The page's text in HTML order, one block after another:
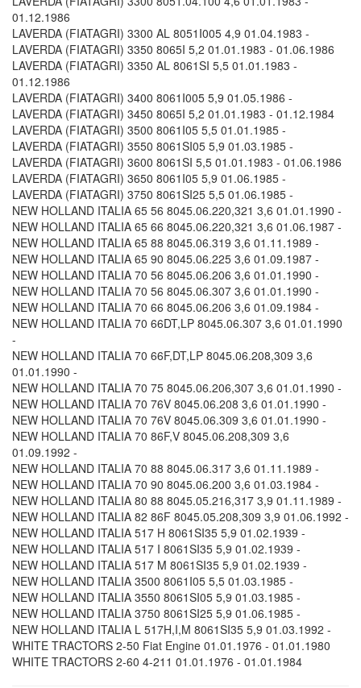
01.12.1986
LAVERDA (FIATAGRI) 3300 AL 8051I005 4,9 01.04.1983 -
LAVERDA (FIATAGRI) 3350 8065I 5,2 01.01.1983 - 01.06.1986
LAVERDA (FIATAGRI) 3350 AL 8061SI 5,5 01.01.1983 -
01.12.1986
LAVERDA (FIATAGRI) 3400 8061I005 5,9 01.05.1986 -
LAVERDA (FIATAGRI) 3450 8065I 5,2 01.01.1983 - 01.12.1984
LAVERDA (FIATAGRI) 3500 8061I05 5,5 01.01.1985 -
LAVERDA (FIATAGRI) 3550 8061SI05 5,9 01.03.1985 -
LAVERDA (FIATAGRI) 3600 8061SI 5,5 01.01.1983 - 01.06.1986
LAVERDA (FIATAGRI) 3650 8061I05 5,9 01.06.1985 -
LAVERDA (FIATAGRI) 3750 8061SI25 5,5 01.06.1985 -
NEW HOLLAND ITALIA 65 56 8045.06.220,321 3,6 01.01.1990 -
NEW HOLLAND ITALIA 65 66 8045.06.220,321 3,6 01.06.1987 -
NEW HOLLAND ITALIA 65 88 8045.06.319 3,6 01.11.1989 -
NEW HOLLAND ITALIA 65 90 8045.06.225 3,6 01.09.1987 -
NEW HOLLAND ITALIA 70 56 8045.06.206 3,6 01.01.1990 -
NEW HOLLAND ITALIA 70 56 8045.06.307 3,6 01.01.1990 -
NEW HOLLAND ITALIA 70 66 8045.06.206 3,6 01.09.1984 -
NEW HOLLAND ITALIA 70 66DT,LP 8045.06.307 3,6 01.01.1990
-
NEW HOLLAND ITALIA 70 66F,DT,LP 8045.06.208,309 3,6
01.01.1990 -
NEW HOLLAND ITALIA 70 75 8045.06.206,307 3,6 01.01.1990 -
NEW HOLLAND ITALIA 70 76V 8045.06.208 3,6 01.01.1990 -
NEW HOLLAND ITALIA 70 76V 8045.06.309 3,6 01.01.1990 -
NEW HOLLAND ITALIA 70 86F,V 8045.06.208,309 3,6
01.09.1992 -
NEW HOLLAND ITALIA 70 88 8045.06.317 3,6 01.11.1989 -
NEW HOLLAND ITALIA 70 90 8045.06.200 3,6 01.03.1984 -
NEW HOLLAND ITALIA 80 88 8045.05.216,317 3,9 01.11.1989 -
NEW HOLLAND ITALIA 82 86F 8045.05.208,309 3,9 01.06.1992 -
NEW HOLLAND ITALIA 517 H 8061SI35 5,9 01.02.1939 -
NEW HOLLAND ITALIA 517 I 8061SI35 5,9 01.02.1939 -
NEW HOLLAND ITALIA 517 M 8061SI35 5,9 01.02.1939 -
NEW HOLLAND ITALIA 3500 8061I05 5,5 01.03.1985 -
NEW HOLLAND ITALIA 3550 8061SI05 5,9 01.03.1985 -
NEW HOLLAND ITALIA 3750 8061SI25 5,9 01.06.1985 -
NEW HOLLAND ITALIA L 517H,I,M 8061SI35 5,9 01.03.1992 -
WHITE TRACTORS 2-50 Fiat Engine 01.01.1976 - 01.01.1980
WHITE TRACTORS 2-60 4-211 01.01.1976 - 01.01.1984